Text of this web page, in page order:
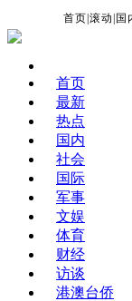
首页 |滚动 国
首页
最新
热点
国内
社会
国际
军事
文娱
体育
财经
访谈
港澳台侨